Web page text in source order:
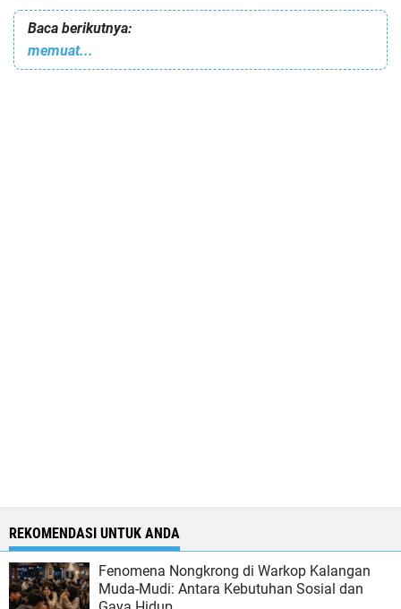
Baca berikutnya:
memuat...
REKOMENDASI UNTUK ANDA
Fenomena Nongkrong di Warkop Kalangan
Muda-Mudi: Antara Kebutuhan Sosial dan